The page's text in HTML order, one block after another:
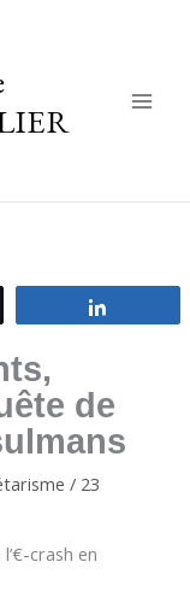
de
/ 23
crash en